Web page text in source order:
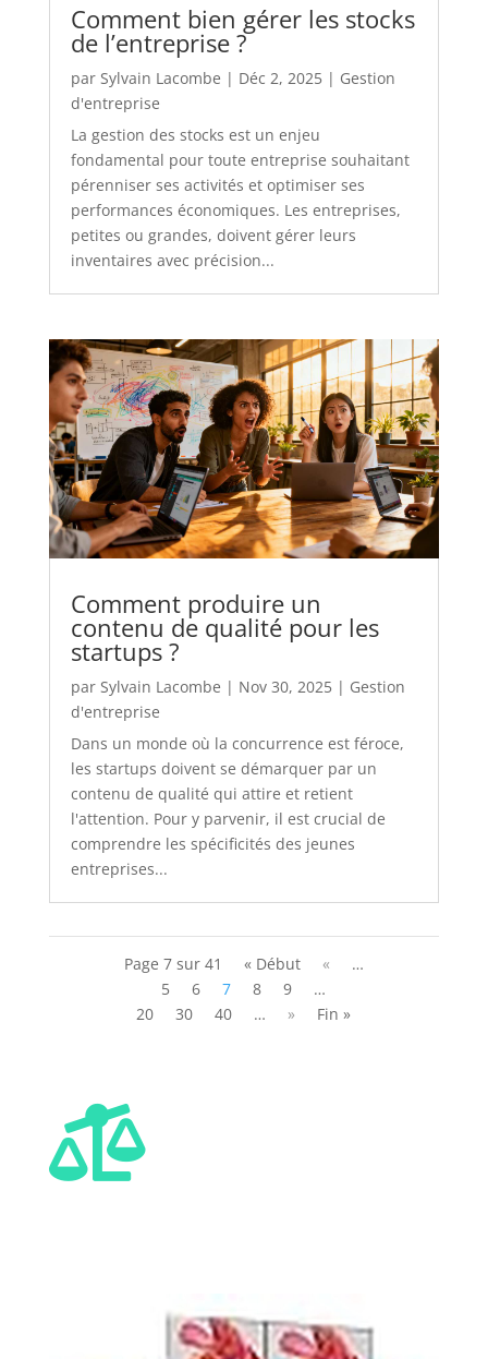
Comment bien gérer les stocks
de l’entreprise ?
par Sylvain Lacombe | Déc 2, 2025| Gestion
d'entreprise
La gestion des stocks est un enjeu
fondamental pour toute entreprise souhaitant
pérenniser ses activités et optimiser ses
performances économiques. Les entreprises,
petites ou grandes, doivent gérer leurs
inventaires avec précision...
Comment produire un
contenu de qualité pour les
startups ?
par Sylvain Lacombe | Nov 30, 2025| Gestion
d'entreprise
Dans un monde où la concurrence est féroce,
les startups doivent se démarquer par un
contenu de qualité qui attire et retient
l'attention. Pour y parvenir, il est crucial de
comprendre les spécificités des jeunes
entreprises...
Page 7 sur 41 « Début «
…
5
6 7 8 9
…
20
30 40 … » Fin »
